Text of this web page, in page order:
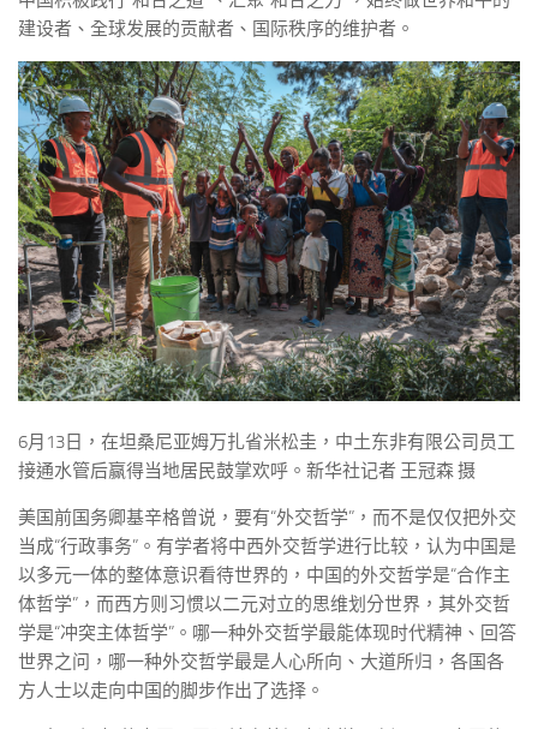
建设者、全球发展的贡献者、国际秩序的维护者。
6月13日，在坦桑尼亚姆万扎省米松圭，中土东非有限公司员工
接通水管后赢得当地居民鼓掌欢呼。新华社记者 王冠森 摄
美国前国务卿基辛格曾说，要有“外交哲学”，而不是仅仅把外交
当成“行政事务”。有学者将中西外交哲学进行比较，认为中国是
以多元一体的整体意识看待世界的，中国的外交哲学是“合作主
体哲学”，而西方则习惯以二元对立的思维划分世界，其外交哲
学是“冲突主体哲学”。哪一种外交哲学最能体现时代精神、回答
世界之问，哪一种外交哲学最是人心所向、大道所归，各国各
方人士以走向中国的脚步作出了选择。